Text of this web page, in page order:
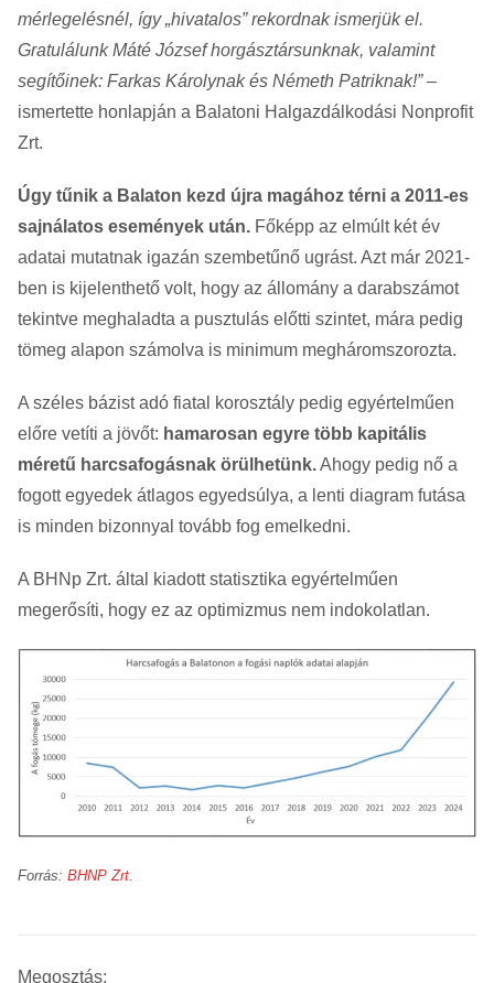
mérlegelésnél, így „hivatalos” rekordnak ismerjük el.
Gratulálunk Máté József horgásztársunknak, valamint
segítőinek: Farkas Károlynak és Németh Patriknak!”–
ismertette honlapján a Balatoni Halgazdálkodási Nonprofit
Zrt.
Úgy tűnik a Balaton kezd újra magához térni a 2011-es
sajnálatos események után. Főképp az elmúlt két év
adatai mutatnak igazán szembetűnő ugrást. Azt már 2021-
ben is kijelenthető volt, hogy az állomány a darabszámot
tekintve meghaladta a pusztulás előtti szintet, mára pedig
tömeg alapon számolva is minimum megháromszorozta.
A széles bázist adó fiatal korosztály pedig egyértelműen
előre vetíti a jövőt: hamarosan egyre több kapitális
méretű harcsafogásnak örülhetünk.Ahogy pedig nő a
fogott egyedek átlagos egyedsúlya, a lenti diagram futása
is minden bizonnyal tovább fog emelkedni.
A BHNp Zrt. által kiadott statisztika egyértelműen
megerősíti, hogy ez az optimizmus nem indokolatlan.
Forrás: BHNP Zrt.
Megosztás: